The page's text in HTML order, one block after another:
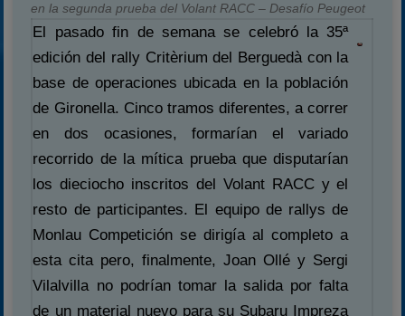
en la segunda prueba del Volant RACC – Desafío Peugeot
El pasado fin de semana se celebró la 35ª
edición del rally Critèrium del Berguedà con la
base de operaciones ubicada en la población
de Gironella. Cinco tramos diferentes, a correr
en dos ocasiones, formarían el variado
recorrido de la mítica prueba que disputarían
los dieciocho inscritos del Volant RACC y el
resto de participantes. El equipo de rallys de
Monlau Competición se dirigía al completo a
esta cita pero, finalmente, Joan Ollé y Sergi
Vilalvilla no podrían tomar la salida por falta
de un material nuevo para su Subaru Impreza